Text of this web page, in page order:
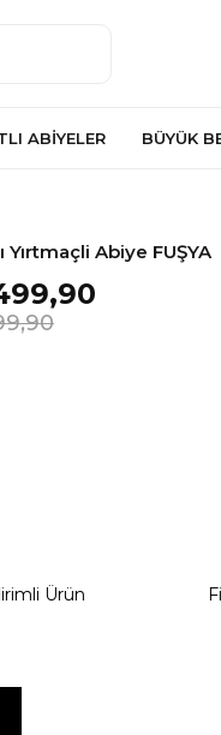
ABİYELER BÜYÜK
Yırtmaçli Abiye FUŞYA
Ürün